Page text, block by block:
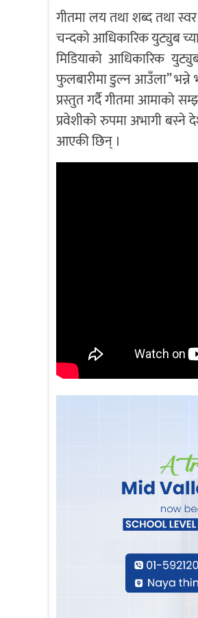
गीतमा लय तथा शब्द तथा
चन्दको आधिकारिक युट्युब
मिडियाको आधिकारिक
फुलबारीमा डुल्न आउँला” भन्ने
प्रस्तुत गर्दै गीतमा आमाको
प्रवेशीको रुपमा अभागी बस्ने
आएकी छिन् ।